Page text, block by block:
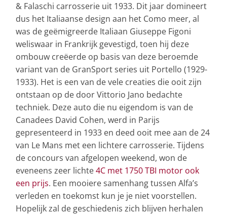
& Falaschi carrosserie uit 1933. Dit jaar domineert
dus het Italiaanse design aan het Como meer, al
was de geëmigreerde Italiaan Giuseppe Figoni
weliswaar in Frankrijk gevestigd, toen hij deze
ombouw creëerde op basis van deze beroemde
variant van de GranSport series uit Portello (1929-
1933). Het is een van de vele creaties die ooit zijn
ontstaan op de door Vittorio Jano bedachte
techniek. Deze auto die nu eigendom is van de
Canadees David Cohen, werd in Parijs
gepresenteerd in 1933 en deed ooit mee aan de 24
van Le Mans met een lichtere carrosserie. Tijdens
de concours van afgelopen weekend, won de
eveneens zeer lichte4C met 1750 TBI motor ook
een prijs. Een mooiere samenhang tussen Alfa’s
verleden en toekomst kun je je niet voorstellen.
Hopelijk zal de geschiedenis zich blijven herhalen